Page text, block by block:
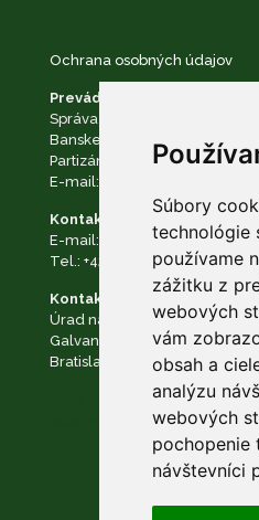
Súbory
technológie
používame
zážitku z
webových
vám
obsah a
analýzu
webových
pochopenie
návštevníci
Ochrana osobných údajov
Prevádzkovateľ:
Správa Národného parku
Banskej Bystrici
Partizánska cesta č. 69, 974
E-mail:
Kontakt na zodpovednú
E-mail:
dpo@napant.sk,
Tel.: +421 48 28 550 10
Kontakt na dozorný orgán:
Úrad na ochranu osobných
Galvaniho Business Centrum
Bratislava
https://www.napant.sk/